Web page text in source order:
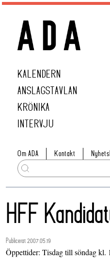
KALENDERN
ANSLAGSTAVLAN
KRÖNIKA
INTERVJU
Om ADA Kontakt
HFF
Publicerat 2007.05.19
Öppettider: Tisdag till söndag kl.